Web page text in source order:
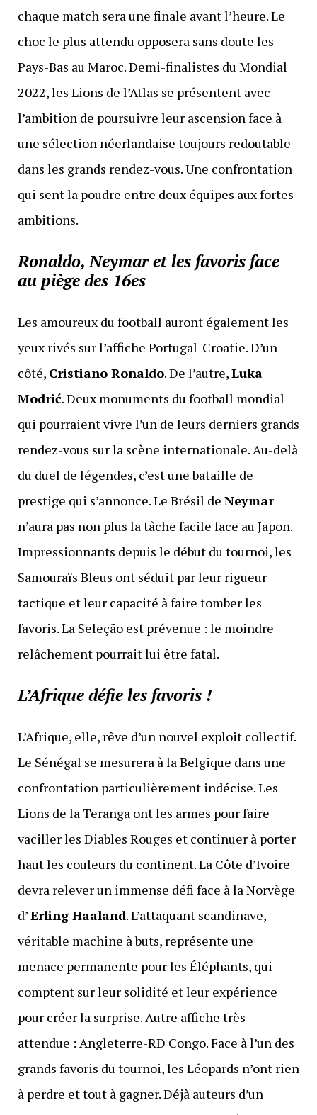
chaque match sera une finale avant l’heure. Le
choc le plus attendu opposera sans doute les
Pays-Bas au Maroc. Demi-finalistes du Mondial
2022, les Lions de l’Atlas se présentent avec
l’ambition de poursuivre leur ascension face à
une sélection néerlandaise toujours redoutable
dans les grands rendez-vous. Une confrontation
qui sent la poudre entre deux équipes aux fortes
ambitions.
Ronaldo, Neymar et les favoris face
au piège des 16es
Les amoureux du football auront également les
yeux rivés sur l’affiche Portugal-Croatie. D’un
côté, Cristiano Ronaldo. De l’autre,Luka
Modrić. Deux monuments du football mondial
qui pourraient vivre l’un de leurs derniers grands
rendez-vous sur la scène internationale. Au-delà
du duel de légendes, c’est une bataille de
prestige qui s’annonce. Le Brésil de Neymar
n’aura pas non plus la tâche facile face au Japon.
Impressionnants depuis le début du tournoi, les
Samouraïs Bleus ont séduit par leur rigueur
tactique et leur capacité à faire tomber les
favoris. La Seleção est prévenue : le moindre
relâchement pourrait lui être fatal.
L’Afrique défie les favoris !
L’Afrique, elle, rêve d’un nouvel exploit collectif.
Le Sénégal se mesurera à la Belgique dans une
confrontation particulièrement indécise. Les
Lions de la Teranga ont les armes pour faire
vaciller les Diables Rouges et continuer à porter
haut les couleurs du continent. La Côte d’Ivoire
devra relever un immense défi face à la Norvège
d’Erling Haaland. L’attaquant scandinave,
véritable machine à buts, représente une
menace permanente pour les Éléphants, qui
comptent sur leur solidité et leur expérience
pour créer la surprise. Autre affiche très
attendue : Angleterre-RD Congo. Face à l’un des
grands favoris du tournoi, les Léopards n’ont rien
à perdre et tout à gagner. Déjà auteurs d’un